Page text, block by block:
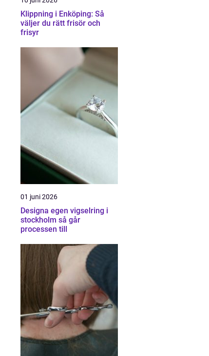
Klippning i Enköping: Så
väljer du rätt frisör och
frisyr
01 juni 2026
Designa egen vigselring i
stockholm så går
processen till